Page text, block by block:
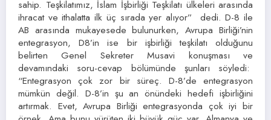
sahip. Teşkilatımız, İslam İşbirliği Teşkilatı ülkeleri arasında
ihracat ve ithalatta ilk üç sırada yer alıyor” dedi. D-8 ile
AB arasında mukayesede bulunurken, Avrupa Birliği’nin
entegrasyon, D8’in ise bir işbirliği teşkilatı olduğunu
belirten Genel Sekreter Musavi konuşması ve
devamındaki soru-cevap bölümünde şunları söyledi:
“Entegrasyon çok zor bir süreç. D-8’de entegrasyon
mümkün değil. D-8’in şu an önündeki hedefi işbirliğini
artırmak. Evet, Avrupa Birliği entegrasyonda çok iyi bir